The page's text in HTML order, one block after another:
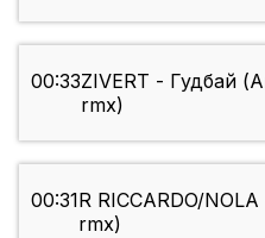
00:33ZIVERT - Гудбай
rmx)
00:31R RICCARDO/
rmx)